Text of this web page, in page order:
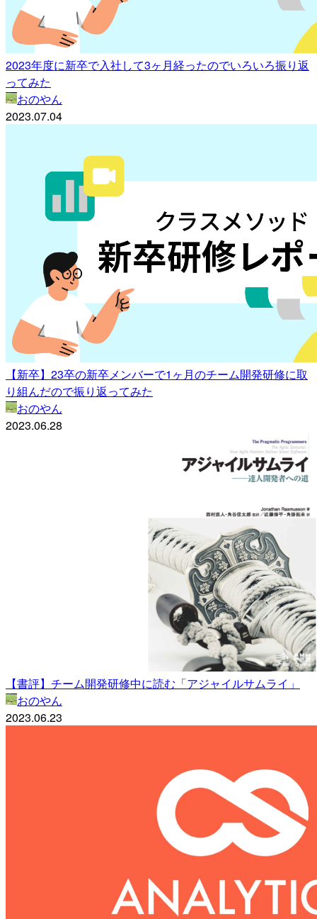
2023年度に新卒で入社して3ヶ月経ったのでいろいろ振り返
ってみた
おのやん
2023.07.04
【新卒】23卒の新卒メンバーで1ヶ月のチーム開発研修に取
り組んだので振り返ってみた
おのやん
2023.06.28
【書評】チーム開発研修中に読む「アジャイルサムライ」
おのやん
2023.06.23